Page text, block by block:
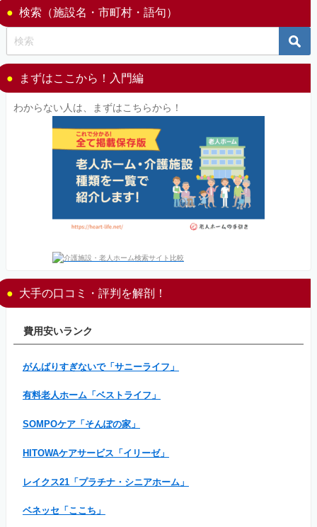
検索（施設名・市町村・語句）
まずはここから！入門編
わからない人は、まずはこちらから！
大手の口コミ・評判を解剖！
費用安いランク
がんばりすぎないで「サニーライフ」
有料老人ホーム「ベストライフ」
SOMPOケア「そんぽの家」
HITOWAケアサービス「イリーゼ」
レイクス21「プラチナ・シニアホーム」
ベネッセ「ここち」